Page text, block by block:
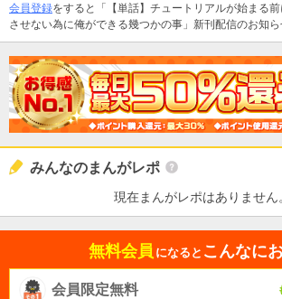
会員登録をすると「【単話】チュートリアルが始まる
させない為に俺ができる幾つかの事」新刊配信のお知ら
みんなのまんがレポ
現在まんがレポはありません
無料会員 になると こんなに
会員限定無料